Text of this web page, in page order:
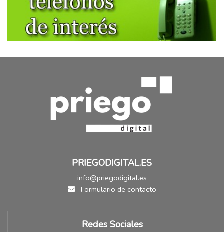
PRIEGODIGITAL.ES
info@priegodigital.es
Formulario de contacto
Redes Sociales